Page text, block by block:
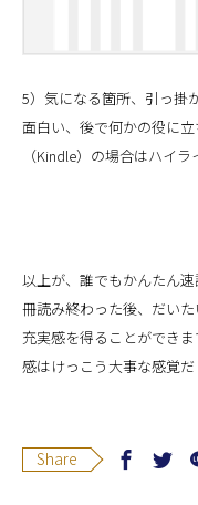
5）気になる箇所、引っ掛
面白い、後で何かの役に
（Kindle）の場合はハイラ
以上が、誰でもかんたん
冊読み終わった後、だい
充実感を得ることができ
感はけっこう大事な感覚だ
Share